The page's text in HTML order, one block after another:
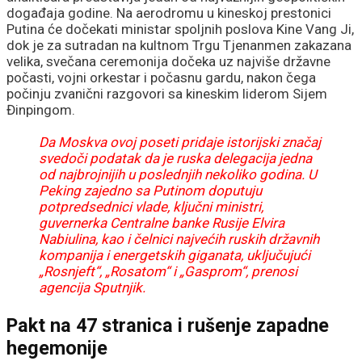
Bogdana!
događaja godine. Na aerodromu u kineskoj prestonici
Putina će dočekati ministar spoljnih poslova Kine Vang Ji,
dok je za sutradan na kultnom Trgu Tjenanmen zakazana
velika, svečana ceremonija dočeka uz najviše državne
počasti, vojni orkestar i počasnu gardu, nakon čega
počinju zvanični razgovori sa kineskim liderom Sijem
Đinpingom.
Da Moskva ovoj poseti pridaje istorijski značaj
svedoči podatak da je ruska delegacija jedna
od najbrojnijih u poslednjih nekoliko godina. U
Peking zajedno sa Putinom doputuju
potpredsednici vlade, ključni ministri,
guvernerka Centralne banke Rusije Elvira
Nabiulina, kao i čelnici najvećih ruskih državnih
kompanija i energetskih giganata, uključujući
„Rosnjeft“, „Rosatom“ i „Gasprom“, prenosi
agencija Sputnjik.
Pakt na 47 stranica i rušenje zapadne
hegemonije